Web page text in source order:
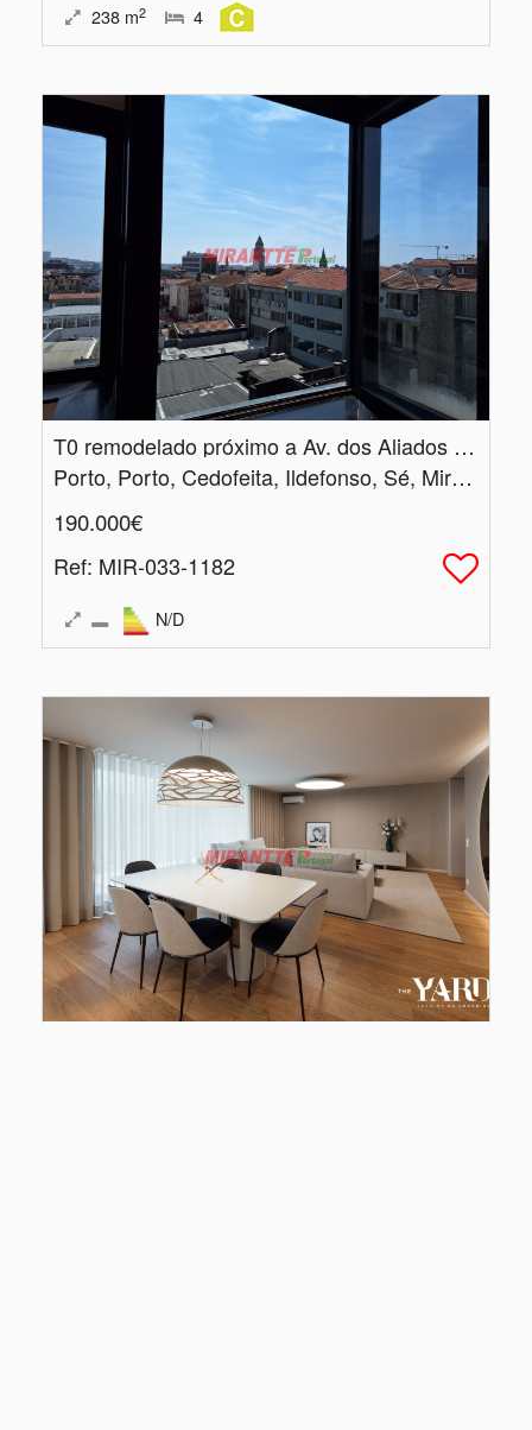
238 m2 4
T0 remodelado próximo a Av.​ dos Aliados - Porto
Porto, Porto, Cedofeita, Ildefonso, Sé, Miragaia, Nicolau, Vitória
190.000€
Ref: MIR-033-1182
N/D